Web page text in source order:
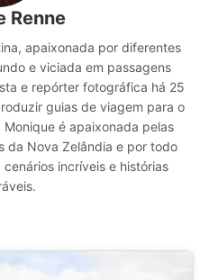
Renne
apaixonada por diferentes
e viciada em passagens
e repórter fotográfica há 25
guias de viagem para o
Monique é apaixonada pelas
da Nova Zelândia e por todo
incríveis e histórias